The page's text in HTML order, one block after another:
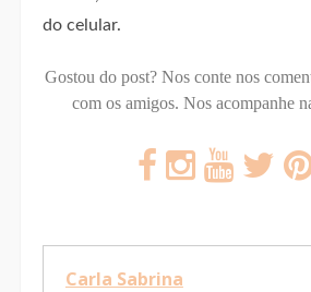
do celular.
Gostou do post? Nos conte nos
com os amigos. Nos acompanhe
Carla Sabrina